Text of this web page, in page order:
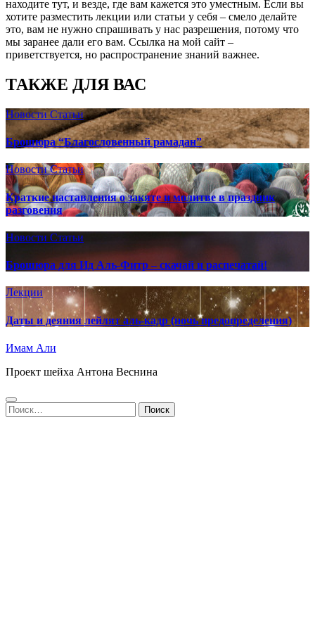
находите тут, и везде, где вам кажется это уместным. Если вы
хотите разместить лекции или статьи у себя – смело делайте
это, вам не нужно спрашивать у нас разрешения, потому что
мы заранее дали его вам. Ссылка на мой сайт –
приветствуется, но распространение знаний важнее.
ТАКЖЕ ДЛЯ ВАС
НовостиСтатьи
Брошюра “Благословенный рамадан”
НовостиСтатьи
Краткие наставления о закяте и молитве в праздник
разговения
Новости Статьи
Брошюра для Ид Аль-Фитр – скачай и распечатай!
Лекции
Даты и деяния лейлят аль-кадр (ночь предопределения)
Имам Али
Проект шейха Антона Веснина
Найти: